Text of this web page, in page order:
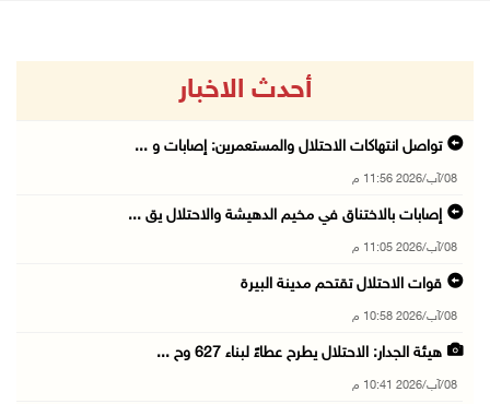
أحدث الاخبار
تواصل انتهاكات الاحتلال والمستعمرين: إصابات و ...
08/آب/2026 11:56 م
إصابات بالاختناق في مخيم الدهيشة والاحتلال يق ...
08/آب/2026 11:05 م
قوات الاحتلال تقتحم مدينة البيرة
08/آب/2026 10:58 م
هيئة الجدار: الاحتلال يطرح عطاءً لبناء 627 وح ...
08/آب/2026 10:41 م